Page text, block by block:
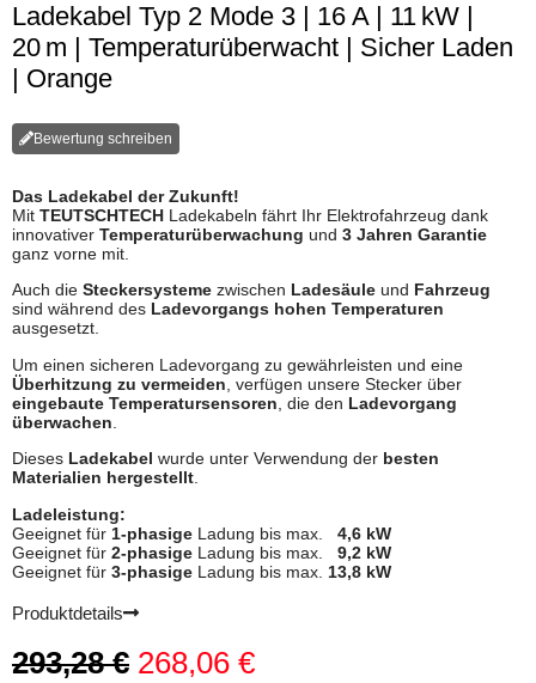
Ladekabel Typ 2 Mode 3 | 16 A | 11 kW |
20 m | Temperaturüberwacht | Sicher Laden
| Orange
Bewertung schreiben
Das Ladekabel der Zukunft!
Mit TEUTSCHTECH Ladekabeln fährt Ihr Elektrofahrzeug dank
innovativer Temperaturüberwachung und 3 Jahren Garantie
ganz vorne mit.
Auch die Steckersysteme zwischen Ladesäule und Fahrzeug
sind während des Ladevorgangs hohen Temperaturen
ausgesetzt.
Um einen sicheren Ladevorgang zu gewährleisten und eine
Überhitzung zu vermeiden , verfügen unsere Stecker über
eingebaute Temperatursensoren , die den Ladevorgang
überwachen
Dieses Ladekabel wurde unter Verwendung der besten
Materialien hergestellt
Ladeleistung:
Geeignet für 1-phasige Ladung bis max. 4,6 kW
Geeignet für 2-phasige Ladung bis max. 9,2 kW
Geeignet für 3-phasige Ladung bis max. 13,8 kW
Produktdetails
293,28€ 268,06 €